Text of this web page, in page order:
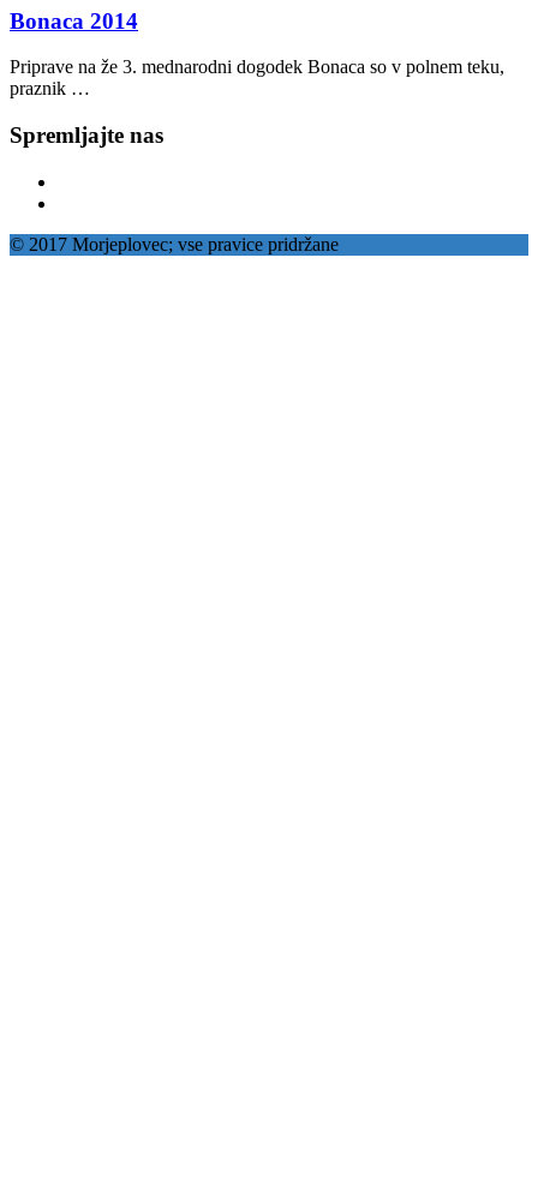
Bonaca 2014
Priprave na že 3. mednarodni dogodek Bonaca so v polnem teku,
praznik …
Spremljajte nas
© 2017 Morjeplovec; vse pravice pridržane